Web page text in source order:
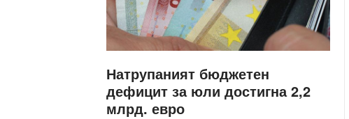
Натрупаният бюджетен
дефицит за юли достигна 2,2
млрд. евро